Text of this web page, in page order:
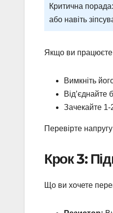
Критична
або навіть
Якщо ви працюєте
Вимкніть
Від’єднайте
Зачекайте
Перевірте
Крок 3:
Що ви хочете